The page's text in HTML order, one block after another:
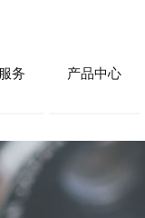
务 产品中心